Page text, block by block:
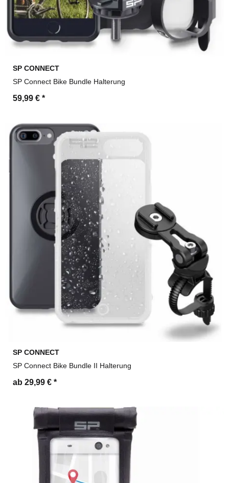
SP CONNECT
SP Connect Bike Bundle Halterung
59,99 € *
SP CONNECT
SP Connect Bike Bundle II Halterung
ab 29,99 € *